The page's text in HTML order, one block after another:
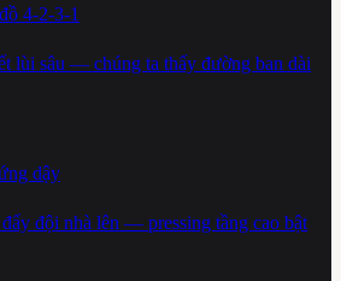
4-2-3-1
lùi sâu — chúng ta thấy đường ban dài
dậy
đội nhà lên — pressing tầng cao bật